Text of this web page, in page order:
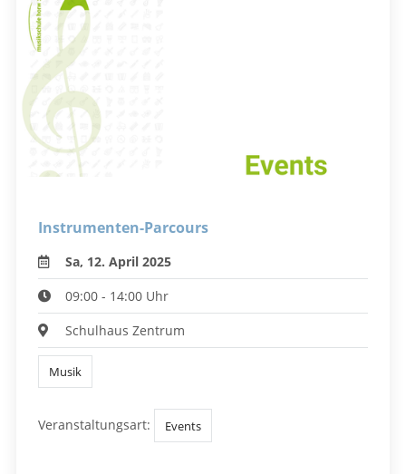
Instrumenten-Parcours
Sa, 12. April 2025
09:00 - 14:00 Uhr
Schulhaus Zentrum
Musik
Veranstaltungsart: Events